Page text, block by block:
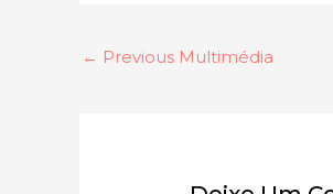
← Previous Multimédia